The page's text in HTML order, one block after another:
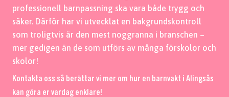
professionell barnpassning ska vara både trygg och
säker. Därför har vi utvecklat en bakgrundskontroll
som troligtvis är den mest noggranna i branschen –
mer gedigen än de som utförs av många förskolor och
skolor!
Kontakta oss så berättar vi mer om hur en barnvakt i Alingsås
kan göra er vardag enklare!